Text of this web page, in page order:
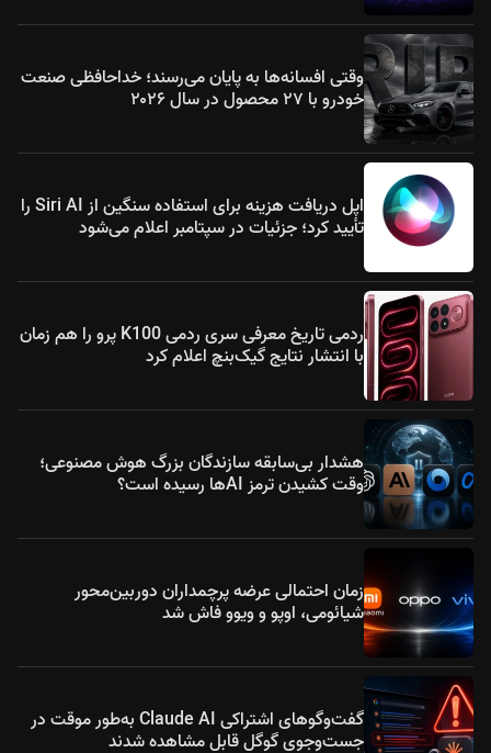
وقتی افسانه‌ها به پایان می‌رسند؛ خداحافظی صنعت
خودرو با ۲۷ محصول در سال ۲۰۲۶
اپل دریافت هزینه برای استفاده سنگین از Siri AI را
تأیید کرد؛ جزئیات در سپتامبر اعلام می‌شود
ردمی تاریخ معرفی سری ردمی K100 پرو را هم زمان
با انتشار نتایج گیک‌بنچ اعلام کرد
هشدار بی‌سابقه سازندگان بزرگ هوش مصنوعی؛
وقت کشیدن ترمز AIها رسیده است؟
زمان احتمالی عرضه پرچمداران دوربین‌محور
شیائومی، اوپو و ویوو فاش شد
گفت‌وگوهای اشتراکی Claude AI به‌طور موقت در
جست‌وجوی گوگل قابل مشاهده شدند